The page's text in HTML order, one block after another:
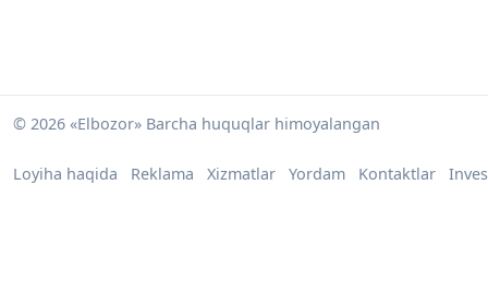
© 2026 «Elbozor» Barcha huquqlar himoyalangan
Loyiha haqida Reklama Xizmatlar Yordam Kontaktlar